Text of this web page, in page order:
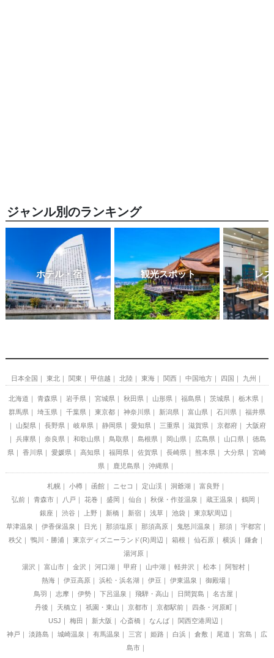
ジャンル別のランキング
ホテル・宿 観光スポット レ
日本全国 東北 関東 甲信越 北陸 東海 関西 中国地方 四国 九州
北海道 青森県 岩手県 宮城県 秋田県 山形県 福島県 茨城県
栃木県
群馬県
埼玉県 千葉県 東京都 神奈川県 新潟県 富山県 石川県
福井県
山梨県
長野県 岐阜県 静岡県 愛知県 三重県 滋賀県 京都府
大阪府
兵庫県
奈良県 和歌山県 鳥取県 島根県 岡山県 広島県 山口県
徳島
県
香川県 愛媛県 高知県 福岡県 佐賀県 長崎県 熊本県 大分県
宮崎
県
鹿児島県 沖縄県
札幌 小樽 函館 ニセコ 定山渓 洞爺湖
富良野
弘前
青森市 八戸 花巻 盛岡 仙台 秋保・作並温泉 蔵王温泉
鶴岡
銀座
渋谷 上野 新橋 新宿 浅草 池袋
東京駅周辺
草津温泉
伊香保温泉 日光 那須塩原 那須高原 鬼怒川温泉 那須
宇都宮
秩父
鴨川・勝浦 東京ディズニーランド(R)周辺 箱根 仙石原 横浜
鎌倉
湯河原
湯沢
富山市 金沢 河口湖 甲府 山中湖 軽井沢 松本
阿智村
熱海
伊豆高原 浜松・浜名湖 伊豆 伊東温泉
御殿場
鳥羽
志摩 伊勢 下呂温泉 飛騨・高山 日間賀島
名古屋
丹後
天橋立 祇園・東山 京都市 京都駅前
四条・河原町
USJ
梅田 新大阪 心斎橋 なんば
関西空港周辺
神戸
淡路島 城崎温泉 有馬温泉 三宮 姫路 白浜 倉敷 尾道 宮島
広
島市